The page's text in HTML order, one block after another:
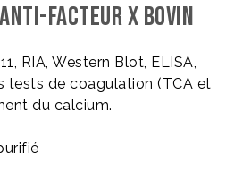
FACTEUR X BOVIN
RIA, Western Blot, ELISA,
tests de coagulation (TCA et
du calcium.